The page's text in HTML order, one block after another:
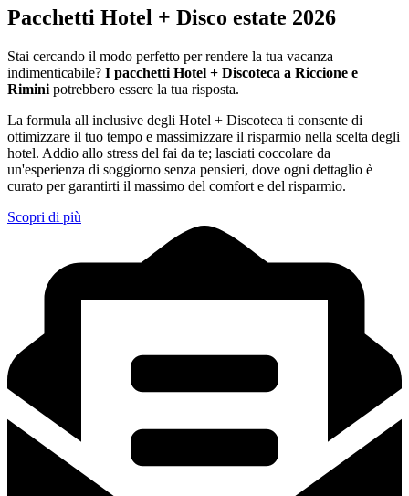
Pacchetti Hotel + Disco estate 2026
Stai cercando il modo perfetto per rendere la tua vacanza
indimenticabile? I pacchetti Hotel + Discoteca a Riccione e
Rimini potrebbero essere la tua risposta.
La formula all inclusive degli Hotel + Discoteca ti consente di
ottimizzare il tuo tempo e massimizzare il risparmio nella scelta degli
hotel. Addio allo stress del fai da te; lasciati coccolare da
un'esperienza di soggiorno senza pensieri, dove ogni dettaglio è
curato per garantirti il massimo del comfort e del risparmio.
Scopri di più